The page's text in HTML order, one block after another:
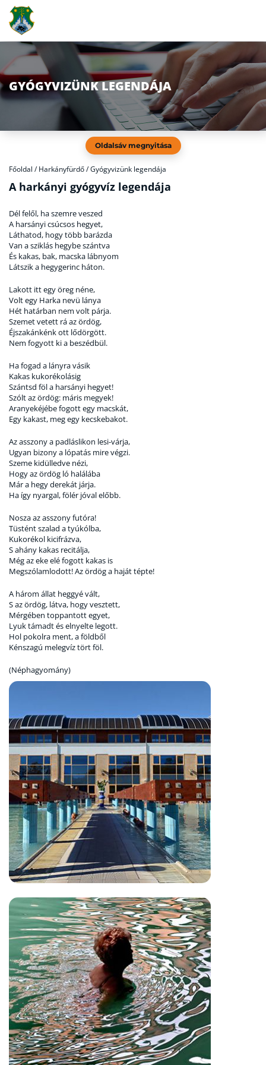
GYÓGYVIZÜNK LEGENDÁJA
Oldalsáv megnyitása
Főoldal / Harkányfürdő / Gyógyvizünk legendája
A harkányi gyógyvíz legendája
Dél felől, ha szemre veszed
A harsányi csúcsos hegyet,
Láthatod, hogy több barázda
Van a sziklás hegybe szántva
És kakas, bak, macska lábnyom
Látszik a hegygerinc háton.
Lakott itt egy öreg néne,
Volt egy Harka nevü lánya
Hét határban nem volt párja.
Szemet vetett rá az ördög,
Éjszakánkénk ott lődörgött.
Nem fogyott ki a beszédbül.
Ha fogad a lányra vásik
Kakas kukorékolásig
Szántsd föl a harsányi hegyet!
Szólt az ördög: máris megyek!
Aranyekéjébe fogott egy macskát,
Egy kakast, meg egy kecskebakot.
Az asszony a padláslikon lesi-várja,
Ugyan bizony a lópatás mire végzi.
Szeme kidülledve nézi,
Hogy az ördög ló halálába
Már a hegy derekát járja.
Ha így nyargal, fölér jóval előbb.
Nosza az asszony futóra!
Tüstént szalad a tyúkólba,
Kukorékol kicifrázva,
S ahány kakas recitálja,
Még az eke elé fogott kakas is
Megszólamlodott! Az ördög a haját tépte!
A három állat heggyé vált,
S az ördög, látva, hogy vesztett,
Mérgében toppantott egyet,
Lyuk támadt és elnyelte legott.
Hol pokolra ment, a földből
Kénszagú melegvíz tört föl.
(Néphagyomány)